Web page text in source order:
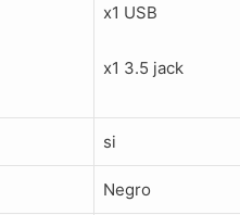
x1 USB
x1 3.5 jack
si
Negro